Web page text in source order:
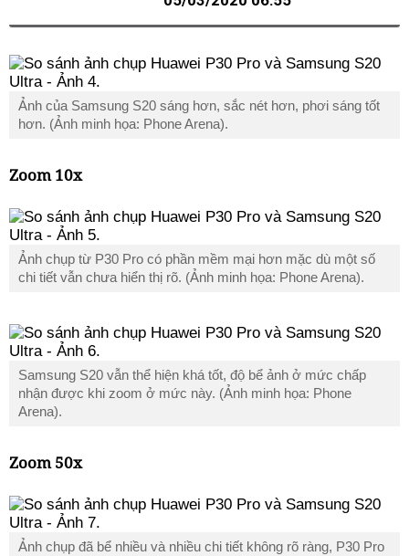
Ảnh của Samsung S20 sáng hơn, sắc nét hơn, phơi sáng tốt
hơn. (Ảnh minh họa: Phone Arena).
Zoom 10x
Ảnh chụp từ P30 Pro có phần mềm mại hơn mặc dù một số
chi tiết vẫn chưa hiển thị rõ. (Ảnh minh họa: Phone Arena).
Samsung S20 vẫn thể hiện khá tốt, độ bể ảnh ở mức chấp
nhận được khi zoom ở mức này. (Ảnh minh họa: Phone
Arena).
Zoom 50x
Ảnh chụp đã bể nhiều và nhiều chi tiết không rõ ràng, P30 Pro